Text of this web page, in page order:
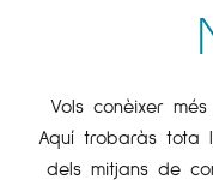
Vols conèixer
Aquí trobaràs tota
dels mitjans de